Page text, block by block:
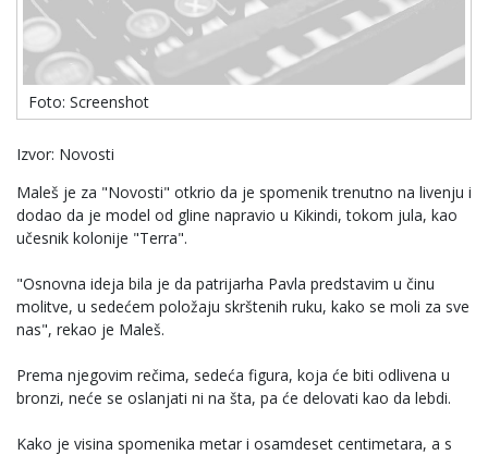
Foto: Screenshot
Izvor: Novosti
Maleš je za "Novosti" otkrio da je spomenik trenutno na livenju i
dodao da je model od gline napravio u Kikindi, tokom jula, kao
učesnik kolonije "Terra".
"Osnovna ideja bila je da patrijarha Pavla predstavim u činu
molitve, u sedećem položaju skrštenih ruku, kako se moli za sve
nas", rekao je Maleš.
Prema njegovim rečima, sedeća figura, koja će biti odlivena u
bronzi, neće se oslanjati ni na šta, pa će delovati kao da lebdi.
Kako je visina spomenika metar i osamdeset centimetara, a s